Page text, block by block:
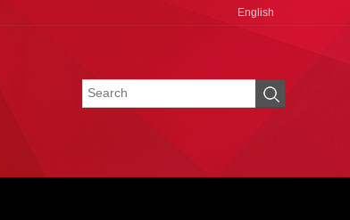
English